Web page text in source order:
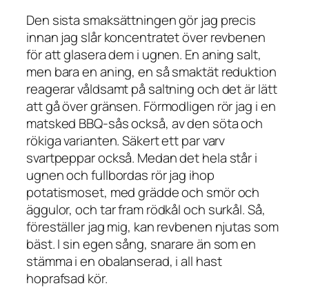
Den sista smaksättningen gör jag precis
innan jag slår koncentratet över revbenen
för att glasera dem i ugnen. En aning salt,
men bara en aning, en så smaktät reduktion
reagerar våldsamt på saltning och det är lätt
att gå över gränsen. Förmodligen rör jag i en
matsked BBQ-sås också, av den söta och
rökiga varianten. Säkert ett par varv
svartpeppar också. Medan det hela står i
ugnen och fullbordas rör jag ihop
potatismoset, med grädde och smör och
äggulor, och tar fram rödkål och surkål. Så,
föreställer jag mig, kan revbenen njutas som
bäst. I sin egen sång, snarare än som en
stämma i en obalanserad, i all hast
hoprafsad kör.